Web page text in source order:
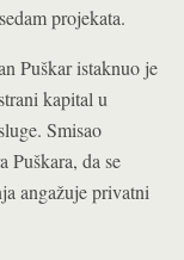
projekata.
Puškar istaknuo je
kapital u
Smisao
Puškara, da se
angažuje privatni